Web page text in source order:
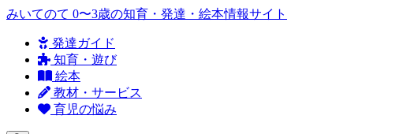
みいてのて 0〜3歳の知育・発達・絵本情報サイト
発達ガイド
知育・遊び
絵本
教材・サービス
育児の悩み